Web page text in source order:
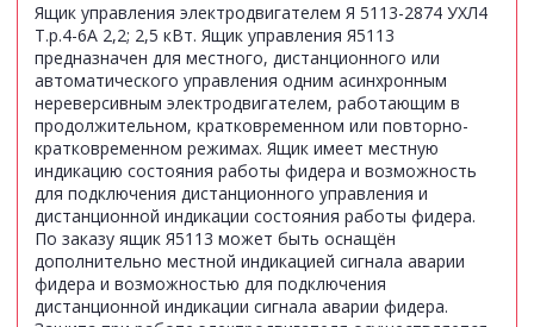
Ящик управления электродвигателем Я 5113-2874 УХЛ4
Т.р.4-6А 2,2; 2,5 кВт. Ящик управления Я5113
предназначен для местного, дистанционного или
автоматического управления одним асинхронным
нереверсивным электродвигателем, работающим в
продолжительном, кратковременном или повторно-
кратковременном режимах. Ящик имеет местную
индикацию состояния работы фидера и возможность
для подключения дистанционного управления и
дистанционной индикации состояния работы фидера.
По заказу ящик Я5113 может быть оснащён
дополнительно местной индикацией сигнала аварии
фидера и возможностью для подключения
дистанционной индикации сигнала аварии фидера.